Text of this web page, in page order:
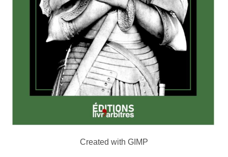
Created with GIMP